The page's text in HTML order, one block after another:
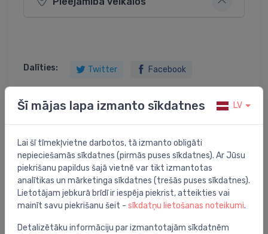
Dalīties: Twitter Facebook
radiators Ardesia 2 rindu, H-500, 35 sekcijas, grīdas
AS4, balts RAL9010
Šī mājas lapa izmanto sīkdatnes LV
Lai šī tīmekļvietne darbotos, tā izmanto obligāti
nepieciešamās sīkdatnes (pirmās puses sīkdatnes). Ar Jūsu
piekrišanu papildus šajā vietnē var tikt izmantotas
analītikas un mārketinga sīkdatnes (trešās puses sīkdatnes).
Lietotājam jebkurā brīdī ir iespēja piekrist, atteikties vai
mainīt savu piekrišanu šeit - sīkdatņu lietošanas noteikumi.
Detalizētāku informāciju par izmantotajām sīkdatnēm